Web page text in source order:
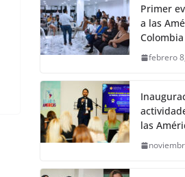
Primer
a las
Colombia
febrero
las